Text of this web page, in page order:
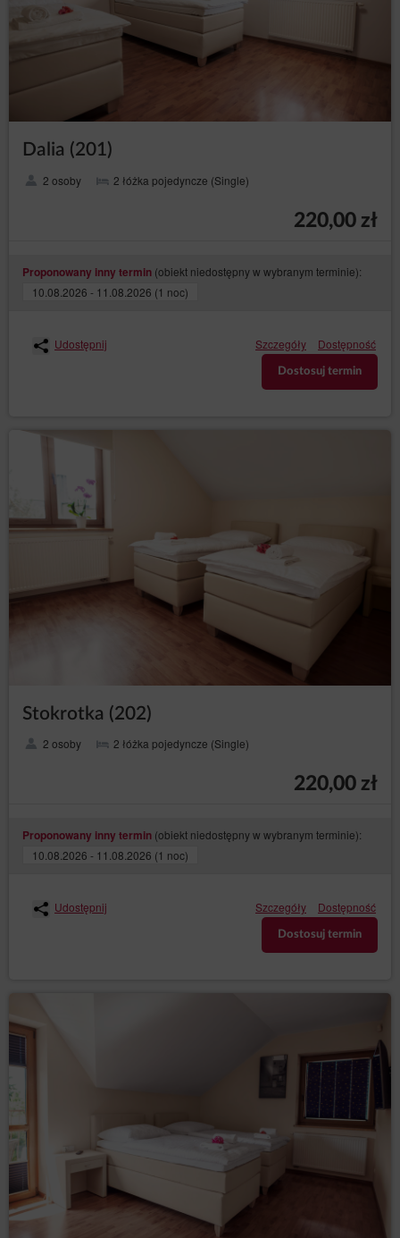
Dalia (201)
2 osoby 2 łóżka pojedyncze (Single)
220,00 zł
Proponowany inny termin (obiekt niedostępny w wybranym terminie):
10.08.2026 - 11.08.2026 (1 noc)
Udostępnij Szczegóły Dostępność
Dostosuj termin
Stokrotka (202)
2 osoby 2 łóżka pojedyncze (Single)
220,00 zł
Proponowany inny termin (obiekt niedostępny w wybranym terminie):
10.08.2026 - 11.08.2026 (1 noc)
Udostępnij Szczegóły Dostępność
Dostosuj termin